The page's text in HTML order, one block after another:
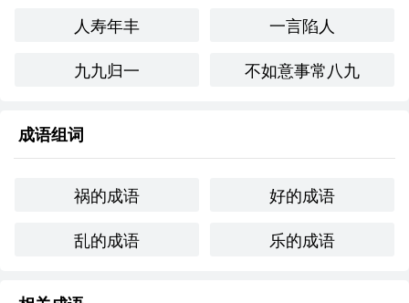
跨文化比较
在英语中，类似的表达可以是“troublemaker”，指的是那些
反思与总结
通过对“好乱乐祸”的学
，我体会到语言的力量，它不仅是表
要关注和谐，警惕那些可能的冲突和麻烦。在语言学
中，理解成语的深层含义，可以帮助我更有效地传达自己的
人寿年丰
一言陷人
九九归一
不如意事常八九
成语组词
祸的成语
好的成语
乱的成语
乐的成语